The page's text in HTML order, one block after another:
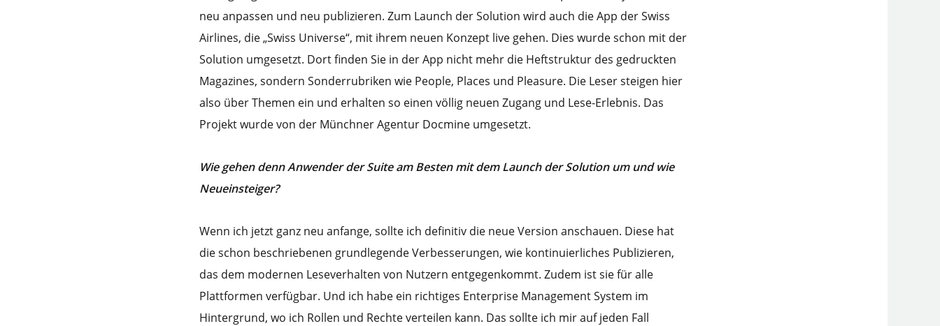
neu anpassen und neu publizieren. Zum Launch der Solution wird auch die App der Swiss
Airlines, die „Swiss Universe“, mit ihrem neuen Konzept live gehen. Dies wurde schon mit der
Solution umgesetzt. Dort finden Sie in der App nicht mehr die Heftstruktur des gedruckten
Magazines, sondern Sonderrubriken wie People, Places und Pleasure. Die Leser steigen hier
also über Themen ein und erhalten so einen völlig neuen Zugang und Lese-Erlebnis. Das
Projekt wurde von der Münchner Agentur Docmine umgesetzt.
Wie gehen denn Anwender der Suite am Besten mit dem Launch der Solution um und wie
Neueinsteiger?
Wenn ich jetzt ganz neu anfange, sollte ich definitiv die neue Version anschauen. Diese hat
die schon beschriebenen grundlegende Verbesserungen, wie kontinuierliches Publizieren,
das dem modernen Leseverhalten von Nutzern entgegenkommt. Zudem ist sie für alle
Plattformen verfügbar. Und ich habe ein richtiges Enterprise Management System im
Hintergrund, wo ich Rollen und Rechte verteilen kann. Das sollte ich mir auf jeden Fall